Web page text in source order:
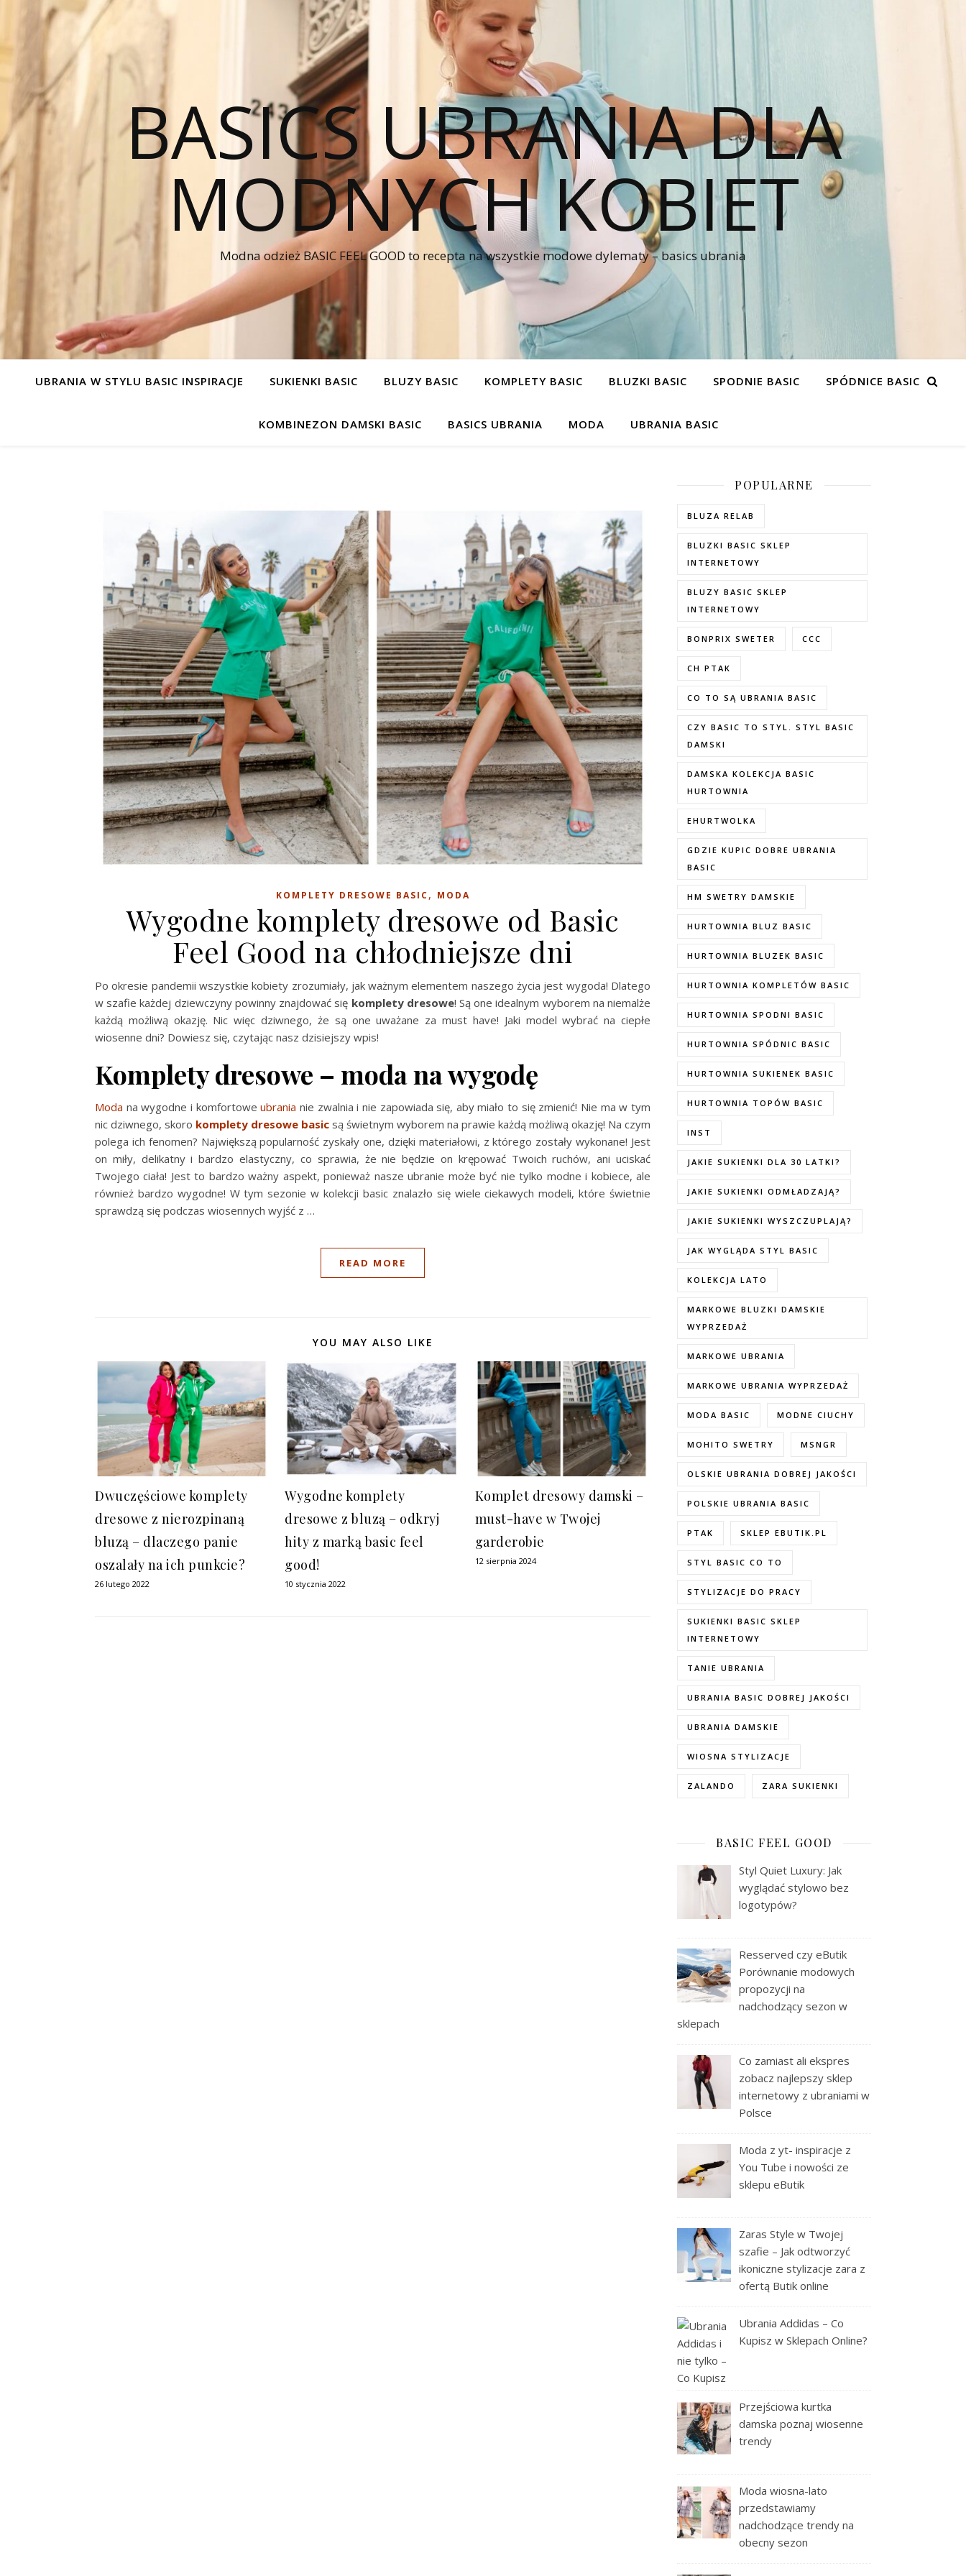
BASICS UBRANIA DLA
MODNYCH KOBIET
Modna odzież BASIC FEEL GOOD to recepta na wszystkie modowe dylematy – basics ubrania
UBRANIA W STYLU BASIC INSPIRACJE SUKIENKI BASIC BLUZY BASIC KOMPLETY BASIC BLUZKI BASIC SPODNIE BASIC SPÓDNICE BASIC
KOMBINEZON DAMSKI BASIC BASICS UBRANIA MODA UBRANIA BASIC
KOMPLETY DRESOWE BASIC, MODA
Wygodne komplety dresowe od Basic
Feel Good na chłodniejsze dni
Po okresie pandemii wszystkie kobiety zrozumiały, jak ważnym elementem naszego życia jest wygoda! Dlatego
w szafie każdej dziewczyny powinny znajdować się komplety dresowe! Są one idealnym wyborem na niemalże
każdą możliwą okazję. Nic więc dziwnego, że są one uważane za must have! Jaki model wybrać na ciepłe
wiosenne dni? Dowiesz się, czytając nasz dzisiejszy wpis!
Komplety dresowe – moda na wygodę
Moda na wygodne i komfortoweubrania nie zwalnia i nie zapowiada się, aby miało to się zmienić! Nie ma w tym
nic dziwnego, skoro komplety dresowe basic są świetnym wyborem na prawie każdą możliwą okazję! Na czym
polega ich fenomen? Największą popularność zyskały one, dzięki materiałowi, z którego zostały wykonane! Jest
on miły, delikatny i bardzo elastyczny, co sprawia, że nie będzie on krępować Twoich ruchów, ani uciskać
Twojego ciała! Jest to bardzo ważny aspekt, ponieważ nasze ubranie może być nie tylko modne i kobiece, ale
również bardzo wygodne! W tym sezonie w kolekcji basic znalazło się wiele ciekawych modeli, które świetnie
sprawdzą się podczas wiosennych wyjść z …
READ MORE
YOU MAY ALSO LIKE
Dwuczęściowe komplety
dresowe z nierozpinaną
bluzą – dlaczego panie
oszalały na ich punkcie?
26 lutego 2022
Wygodne komplety
dresowe z bluzą – odkryj
hity z marką basic feel
good!
10 stycznia 2022
Komplet dresowy damski –
must-have w Twojej
garderobie
12 sierpnia 2024
POPULARNE
BLUZA RELAB
BLUZKI BASIC SKLEP
INTERNETOWY
BLUZY BASIC SKLEP
INTERNETOWY
BONPRIX SWETER CCC
CH PTAK
CO TO SĄ UBRANIA BASIC
CZY BASIC TO STYL. STYL BASIC
DAMSKI
DAMSKA KOLEKCJA BASIC
HURTOWNIA
EHURTWOLKA
GDZIE KUPIC DOBRE UBRANIA
BASIC
HM SWETRY DAMSKIE
HURTOWNIA BLUZ BASIC
HURTOWNIA BLUZEK BASIC
HURTOWNIA KOMPLETÓW BASIC
HURTOWNIA SPODNI BASIC
HURTOWNIA SPÓDNIC BASIC
HURTOWNIA SUKIENEK BASIC
HURTOWNIA TOPÓW BASIC
INST
JAKIE SUKIENKI DLA 30 LATKI?
JAKIE SUKIENKI ODMŁADZAJĄ?
JAKIE SUKIENKI WYSZCZUPLAJĄ?
JAK WYGLĄDA STYL BASIC
KOLEKCJA LATO
MARKOWE BLUZKI DAMSKIE
WYPRZEDAŻ
MARKOWE UBRANIA
MARKOWE UBRANIA WYPRZEDAŻ
MODA BASIC MODNE CIUCHY
MOHITO SWETRY MSNGR
OLSKIE UBRANIA DOBREJ JAKOŚCI
POLSKIE UBRANIA BASIC
PTAK SKLEP EBUTIK.PL
STYL BASIC CO TO
STYLIZACJE DO PRACY
SUKIENKI BASIC SKLEP
INTERNETOWY
TANIE UBRANIA
UBRANIA BASIC DOBREJ JAKOŚCI
UBRANIA DAMSKIE
WIOSNA STYLIZACJE
ZALANDO ZARA SUKIENKI
BASIC FEEL GOOD
Styl Quiet Luxury: Jak
wyglądać stylowo bez
logotypów?
Resserved czy eButik
Porównanie modowych
propozycji na
nadchodzący sezon w
sklepach
Co zamiast ali ekspres
zobacz najlepszy sklep
internetowy z ubraniami w
Polsce
Moda z yt- inspiracje z
You Tube i nowości ze
sklepu eButik
Zaras Style w Twojej
szafie – Jak odtworzyć
ikoniczne stylizacje zara z
ofertą Butik online
Ubrania Addidas – Co
Kupisz w Sklepach Online?
Przejściowa kurtka
damska poznaj wiosenne
trendy
Moda wiosna-lato
przedstawiamy
nadchodzące trendy na
obecny sezon